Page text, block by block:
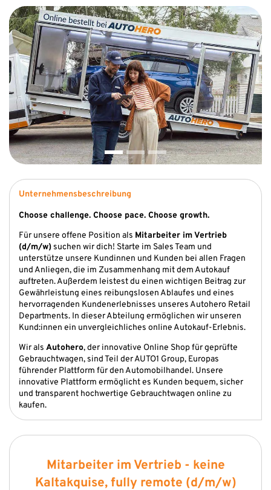
Unternehmensbeschreibung
Choose challenge. Choose pace. Choose growth.
Für unsere offene Position als Mitarbeiter im Vertrieb
(d/m/w)suchen wir dich! Starte im Sales Team und
unterstütze unsere Kundinnen und Kunden bei allen Fragen
und Anliegen, die im Zusammenhang mit dem Autokauf
auftreten. Außerdem leistest du einen wichtigen Beitrag zur
Gewährleistung eines reibungslosen Ablaufes und eines
hervorragenden Kundenerlebnisses unseres Autohero Retail
Departments. In dieser Abteilung ermöglichen wir unseren
Kund:innen ein unvergleichliches online Autokauf-Erlebnis.
Wir als Autohero, der innovative Online Shop für geprüfte
Gebrauchtwagen, sind Teil der AUTO1 Group, Europas
führender Plattform für den Automobilhandel. Unsere
innovative Plattform ermöglicht es Kunden bequem, sicher
und transparent hochwertige Gebrauchtwagen online zu
kaufen.
Mitarbeiter im Vertrieb - keine
Kaltakquise, fully remote (d/m/w)